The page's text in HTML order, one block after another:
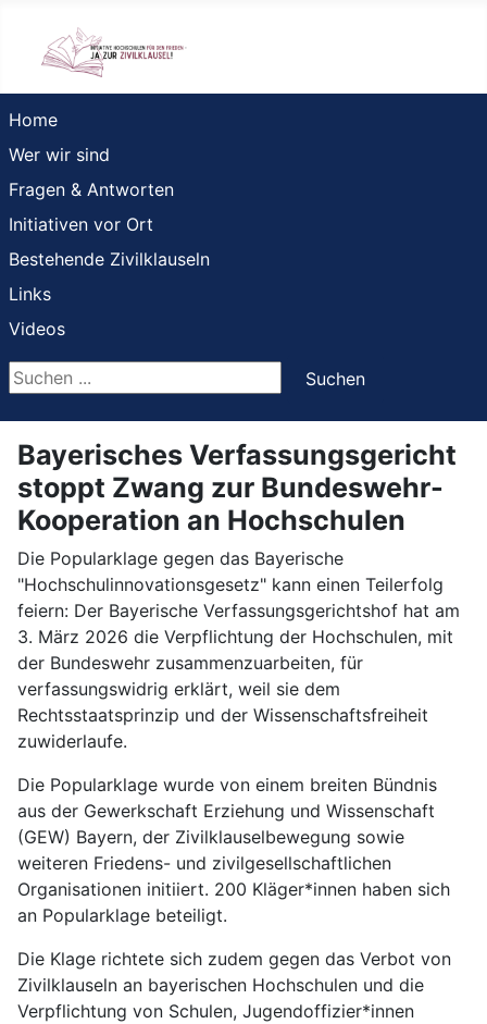
Home
Wer wir sind
Fragen & Antworten
Initiativen vor Ort
Bestehende Zivilklauseln
Links
Videos
Suchen ...
Suchen
Bayerisches Verfassungsgericht
stoppt Zwang zur Bundeswehr-
Kooperation an Hochschulen
Die Popularklage gegen das Bayerische
"Hochschulinnovationsgesetz" kann einen Teilerfolg
feiern: Der Bayerische Verfassungsgerichtshof hat am
3. März 2026 die Verpflichtung der Hochschulen, mit
der Bundeswehr zusammenzuarbeiten, für
verfassungswidrig erklärt, weil sie dem
Rechtsstaatsprinzip und der Wissenschaftsfreiheit
zuwiderlaufe.
Die Popularklage wurde von einem breiten Bündnis
aus der Gewerkschaft Erziehung und Wissenschaft
(GEW) Bayern, der Zivilklauselbewegung sowie
weiteren Friedens- und zivilgesellschaftlichen
Organisationen initiiert. 200 Kläger*innen haben sich
an Popularklage beteiligt.
Die Klage richtete sich zudem gegen das Verbot von
Zivilklauseln an bayerischen Hochschulen und die
Verpflichtung von Schulen, Jugendoffizier*innen